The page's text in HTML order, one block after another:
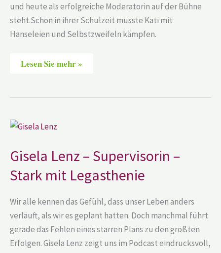
und heute als erfolgreiche Moderatorin auf der Bühne
steht.Schon in ihrer Schulzeit musste Kati mit
Hänseleien und Selbstzweifeln kämpfen.
Lesen Sie mehr »
Gisela Lenz – Supervisorin –
Stark mit Legasthenie
Wir alle kennen das Gefühl, dass unser Leben anders
verläuft, als wir es geplant hatten. Doch manchmal führt
gerade das Fehlen eines starren Plans zu den größten
Erfolgen. Gisela Lenz zeigt uns im Podcast eindrucksvoll,
Gisela
Lenz
Supervisorin
–
Stark
mit
Legasthenie